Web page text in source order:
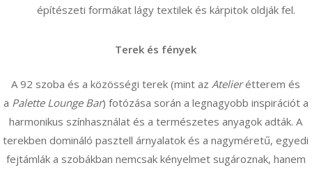
építészeti formákat lágy textilek és kárpitok oldják fel.
Terek és fények
A 92 szoba és a közösségi terek (mint az Atelierétterem és
a Palette Lounge Bar) fotózása során a legnagyobb inspirációt a
harmonikus színhasználat és a természetes anyagok adták. A
terekben domináló pasztell árnyalatok és a nagyméretű, egyedi
fejtámlák a szobákban nemcsak kényelmet sugároznak, hanem